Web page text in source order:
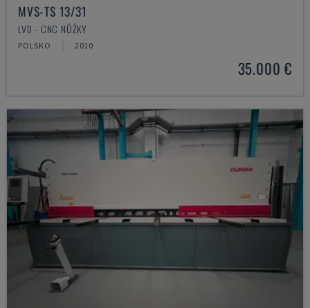
MVS-TS 13/31
LVD - CNC NŮŽKY
POLSKO 2010
35.000 €